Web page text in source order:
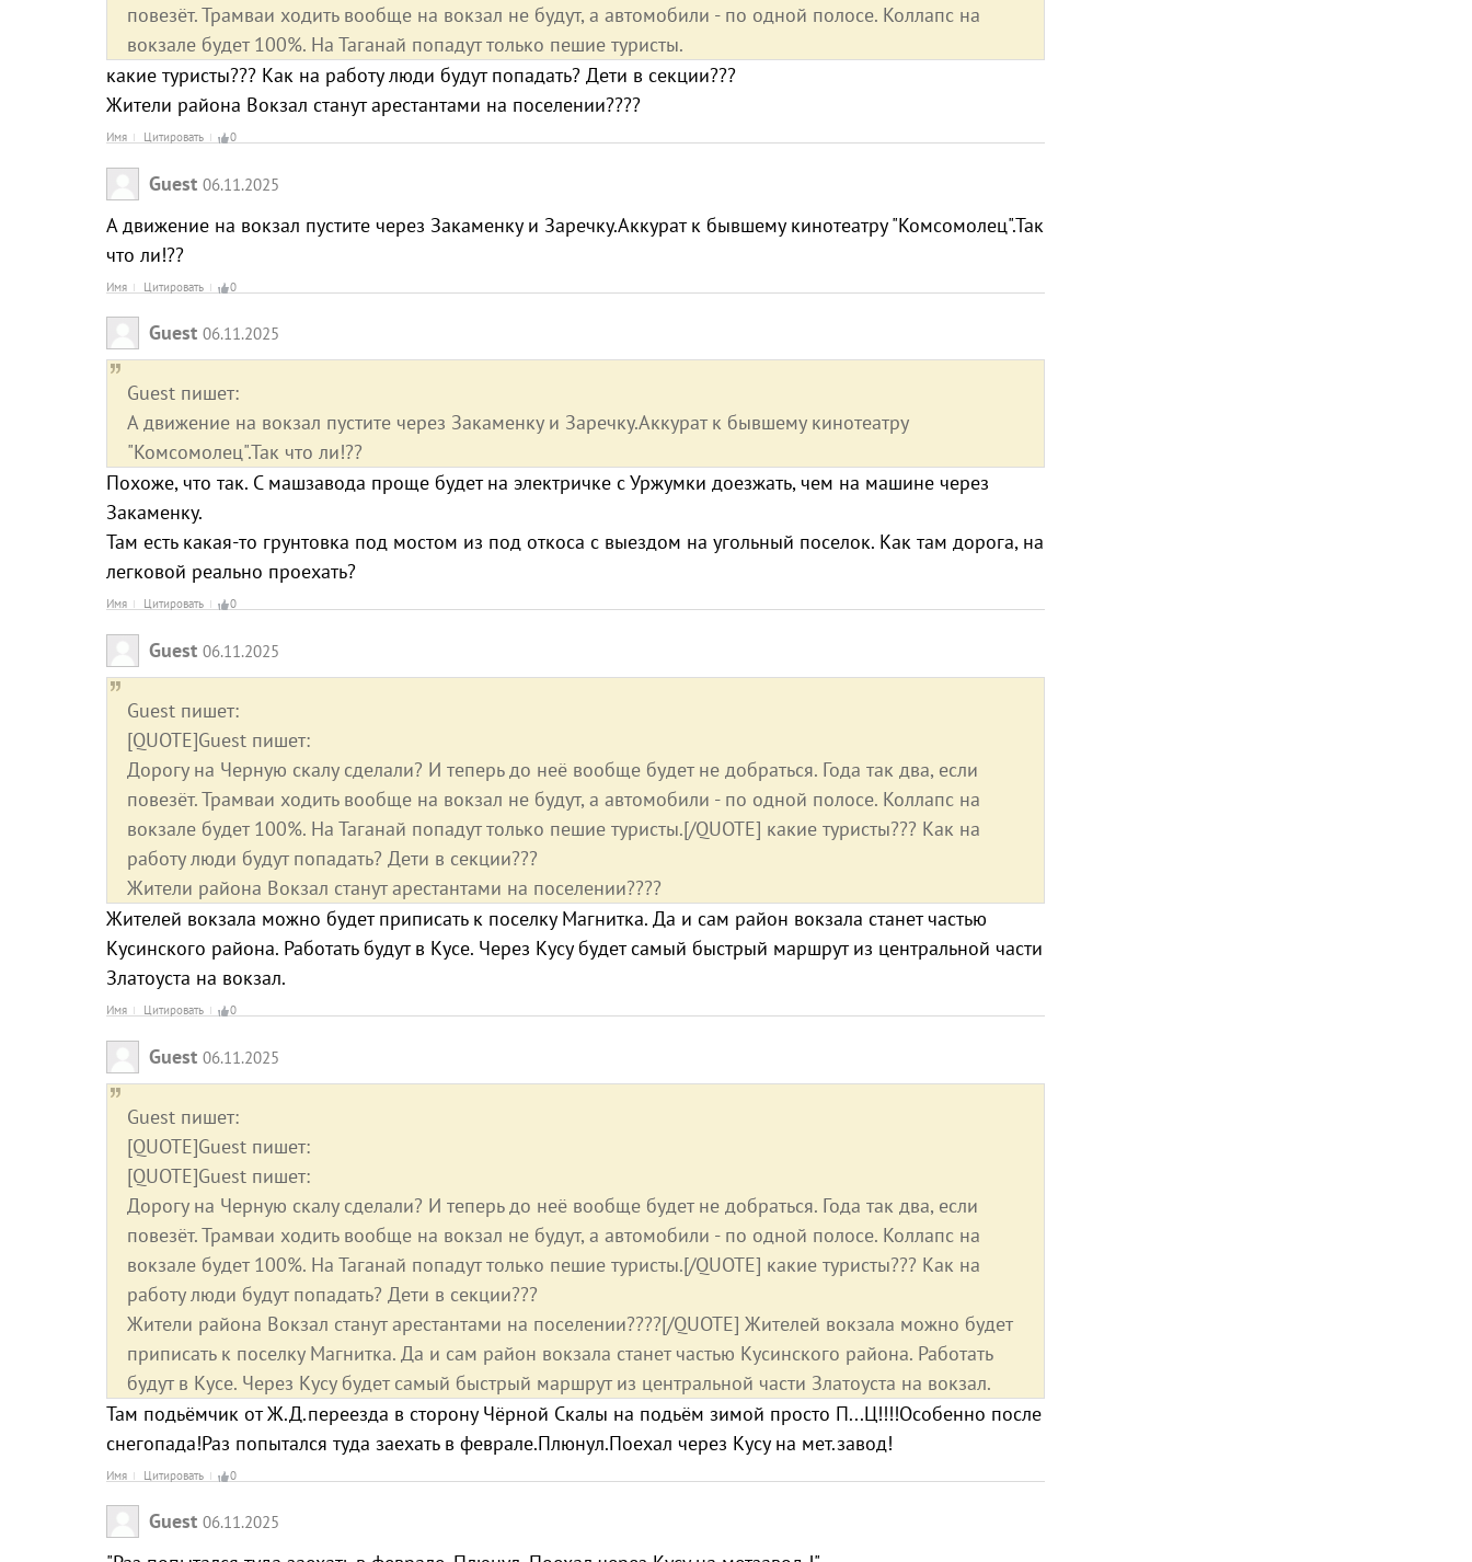
повезёт. Трамваи ходить вообще на вокзал не будут, а автомобили - по одной полосе. Коллапс на
вокзале будет 100%. На Таганай попадут только пешие туристы.
какие туристы??? Как на работу люди будут попадать? Дети в секции???
Жители района Вокзал станут арестантами на поселении????
Имя Цитировать 0
Guest 06.11.2025
А движение на вокзал пустите через Закаменку и Заречку.Аккурат к бывшему кинотеатру "Комсомолец".Так
что ли!??
Имя Цитировать 0
Guest 06.11.2025
Guest пишет:
А движение на вокзал пустите через Закаменку и Заречку.Аккурат к бывшему кинотеатру
"Комсомолец".Так что ли!??
Похоже, что так. С машзавода проще будет на электричке с Уржумки доезжать, чем на машине через
Закаменку.
Там есть какая-то грунтовка под мостом из под откоса с выездом на угольный поселок. Как там дорога, на
легковой реально проехать?
Имя Цитировать 0
Guest 06.11.2025
Guest пишет:
[QUOTE]Guest пишет:
Дорогу на Черную скалу сделали? И теперь до неё вообще будет не добраться. Года так два, если
повезёт. Трамваи ходить вообще на вокзал не будут, а автомобили - по одной полосе. Коллапс на
вокзале будет 100%. На Таганай попадут только пешие туристы.[/QUOTE] какие туристы??? Как на
работу люди будут попадать? Дети в секции???
Жители района Вокзал станут арестантами на поселении????
Жителей вокзала можно будет приписать к поселку Магнитка. Да и сам район вокзала станет частью
Кусинского района. Работать будут в Кусе. Через Кусу будет самый быстрый маршрут из центральной части
Златоуста на вокзал.
Имя Цитировать 0
Guest 06.11.2025
Guest пишет:
[QUOTE]Guest пишет:
[QUOTE]Guest пишет:
Дорогу на Черную скалу сделали? И теперь до неё вообще будет не добраться. Года так два, если
повезёт. Трамваи ходить вообще на вокзал не будут, а автомобили - по одной полосе. Коллапс на
вокзале будет 100%. На Таганай попадут только пешие туристы.[/QUOTE] какие туристы??? Как на
работу люди будут попадать? Дети в секции???
Жители района Вокзал станут арестантами на поселении????[/QUOTE] Жителей вокзала можно будет
приписать к поселку Магнитка. Да и сам район вокзала станет частью Кусинского района. Работать
будут в Кусе. Через Кусу будет самый быстрый маршрут из центральной части Златоуста на вокзал.
Там подьёмчик от Ж.Д.переезда в сторону Чёрной Скалы на подьём зимой просто П...Ц!!!!Особенно после
снегопада!Раз попытался туда заехать в феврале.Плюнул.Поехал через Кусу на мет.завод!
Имя Цитировать 0
Guest 06.11.2025